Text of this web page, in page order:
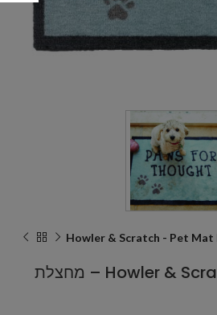
Howler & Scratch - Pet Mat
Howler & Scratch THOUGHTS 1 – מחצלת